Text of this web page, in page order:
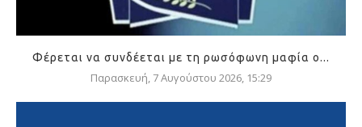
Φέρεται να συνδέεται με τη ρωσόφωνη μαφία ο...
Παρασκευή, 7 Αυγούστου 2026, 15:29